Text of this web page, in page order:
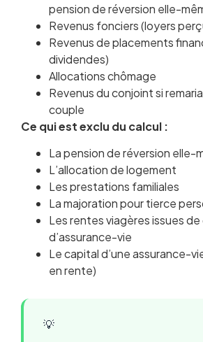
pension de réversion elle-
Revenus fonciers (loyers
Revenus de placements
dividendes)
Allocations chômage
Revenus du conjoint si
couple
Ce qui est exclu du calcul :
La pension de réversion elle-
L’allocation de logement
Les prestations familiales
La majoration pour tierce
Les rentes viagères issues
d’assurance-vie
Le capital d’une assurance-
en rente)
💡